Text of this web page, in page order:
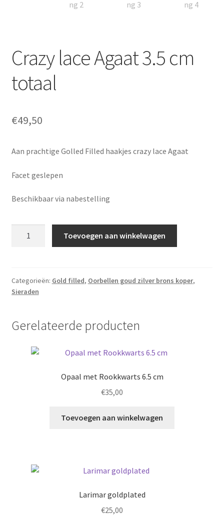
Crazy lace Agaat 3.5 cm
totaal
€49,50
Aan prachtige Golled Filled haakjes crazy lace Agaat
Facet geslepen
Beschikbaar via nabestelling
cm
totaal
Toevoegen aan winkelwagen
Categorieën: Gold filled, Oorbellen goud zilver brons koper,
Sieraden
Gerelateerde producten
Opaal met Rookkwarts 6.5 cm
€35,00
Toevoegen aan winkelwagen
Larimar goldplated
€25,00